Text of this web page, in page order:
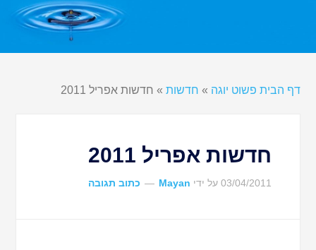
דף הבית פשוט יוגה » חדשות » חדשות אפריל 2011
חדשות אפריל 2011
03/04/2011 על ידי Mayan כתוב תגובה